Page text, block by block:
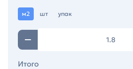
м2 шт упак
Итого